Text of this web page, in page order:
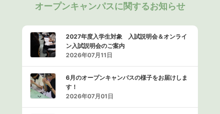
オープンキャンパスに関するお知らせ
2027年度入学生対象 入試説明会＆オンライ
ン入試説明会のご案内
2026年07月11日
6月のオープンキャンパスの様子をお届けしま
す！
2026年07月01日